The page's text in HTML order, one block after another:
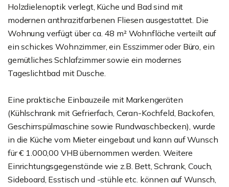
Holzdielenoptik verlegt, Küche und Bad sind mit
modernen anthrazitfarbenen Fliesen ausgestattet. Die
Wohnung verfügt über ca. 48 m² Wohnfläche verteilt auf
ein schickes Wohnzimmer, ein Esszimmer oder Büro, ein
gemütliches Schlafzimmer sowie ein modernes
Tageslichtbad mit Dusche.
Eine praktische Einbauzeile mit Markengeräten
(Kühlschrank mit Gefrierfach, Ceran-Kochfeld, Backofen,
Geschirrspülmaschine sowie Rundwaschbecken), wurde
in die Küche vom Mieter eingebaut und kann auf Wunsch
für € 1.000,00 VHB übernommen werden. Weitere
Einrichtungsgegenstände wie z.B. Bett, Schrank, Couch,
Sideboard, Esstisch und -stühle etc. können auf Wunsch,